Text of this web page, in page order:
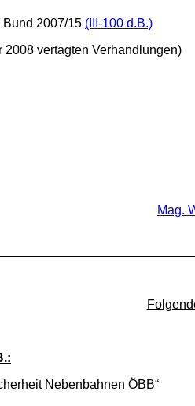
2007/15 (III-100 d.B.)
2008 vertagten Verhandlungen)
Mag.
ÖBB“